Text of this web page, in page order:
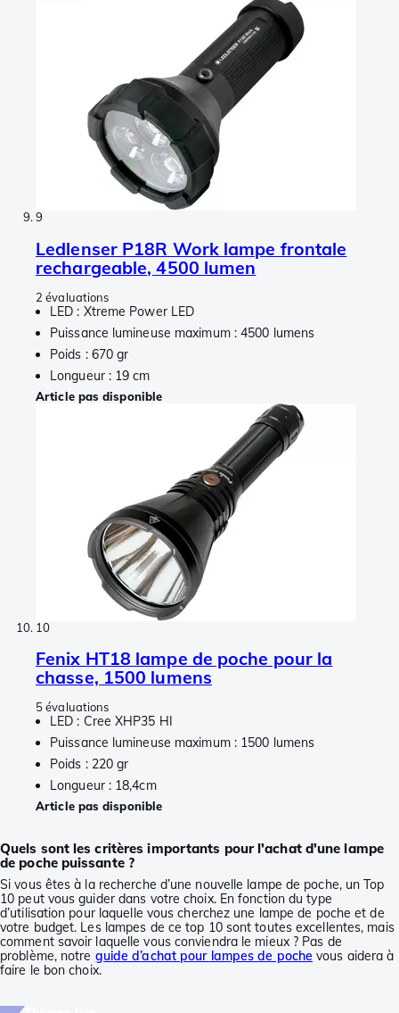
9
Ledlenser P18R Work lampe frontale
rechargeable, 4500 lumen
2 évaluations
LED : Xtreme Power LED
Puissance lumineuse maximum : 4500 lumens
Poids : 670 gr
Longueur : 19 cm
Article pas disponible
10
Fenix HT18 lampe de poche pour la
chasse, 1500 lumens
5 évaluations
LED : Cree XHP35 HI
Puissance lumineuse maximum : 1500 lumens
Poids : 220 gr
Longueur : 18,4cm
Article pas disponible
Quels sont les critères importants pour l'achat d'une lampe
de poche puissante ?
Si vous êtes à la recherche d’une nouvelle lampe de poche, un Top
10 peut vous guider dans votre choix. En fonction du type
d’utilisation pour laquelle vous cherchez une lampe de poche et de
votre budget. Les lampes de ce top 10 sont toutes excellentes, mais
comment savoir laquelle vous conviendra le mieux ? Pas de
problème, notre guide d’achat pour lampes de poche vous aidera à
faire le bon choix.